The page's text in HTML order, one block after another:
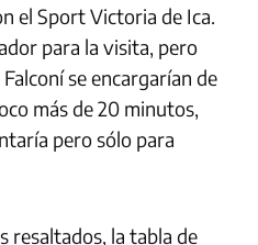
el Sport Victoria de Ica.
para la visita, pero
se encargarían de
más de 20 minutos,
pero sólo para
resaltados, la tabla de